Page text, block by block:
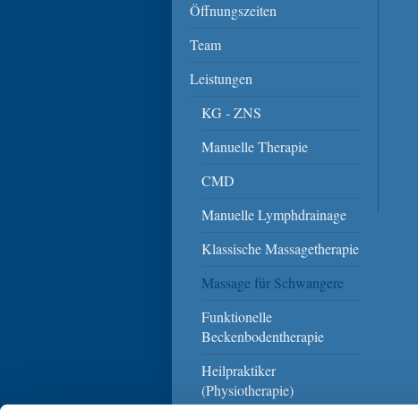
Öffnungszeiten
Team
Leistungen
KG - ZNS
Manuelle Therapie
CMD
Manuelle Lymphdrainage
Klassische Massagetherapie
Massage für Schwangere
Funktionelle
Beckenbodentherapie
Heilpraktiker
(Physiotherapie)